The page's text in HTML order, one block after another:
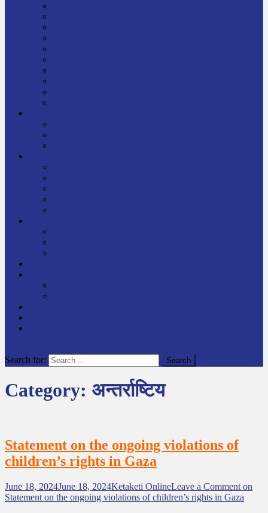
Search for:
Category: अन्तर्राष्टिय
Statement on the ongoing violations of
children’s rights in Gaza
June 18, 2024June 18, 2024Ketaketi OnlineLeave a Comment on
Statement on the ongoing violations of children’s rights in Gaza